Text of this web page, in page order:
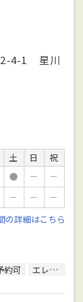
2-4-1 星川
土 日
祝
● －
－
－ －
－
の詳細はこちら
約可 エレベーターあり